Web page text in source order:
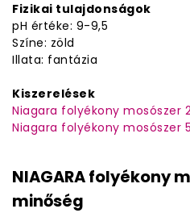
Fizikai tulajdonságok
pH értéke: 9-9,5
Színe: zöld
Illata: fantázia
Kiszerelések
Niagara folyékony mosószer
Niagara folyékony mosószer
NIAGARA folyékony
minőség